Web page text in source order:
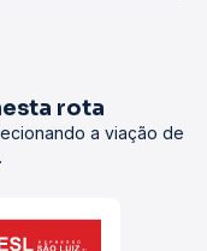
rota
a viação de